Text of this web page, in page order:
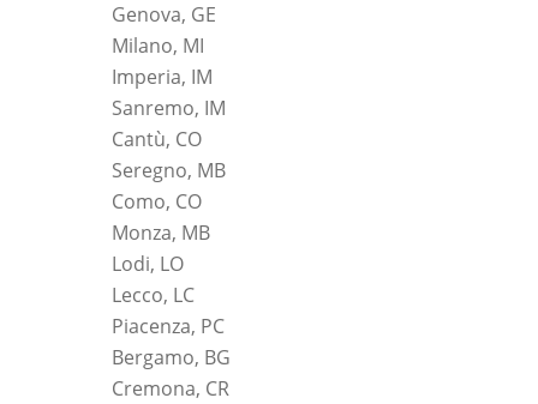
Genova, GE
Milano, MI
Imperia, IM
Sanremo, IM
Cantù, CO
Seregno, MB
Como, CO
Monza, MB
Lodi, LO
Lecco, LC
Piacenza, PC
Bergamo, BG
Cremona, CR